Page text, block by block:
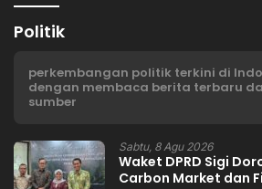
Politik
perkembangan politik terkini di
dengan membaca berita terbaru
sumber
Sabtu, 8 Agu 2026
Waket DPRD Sigi
Carbon Market dan